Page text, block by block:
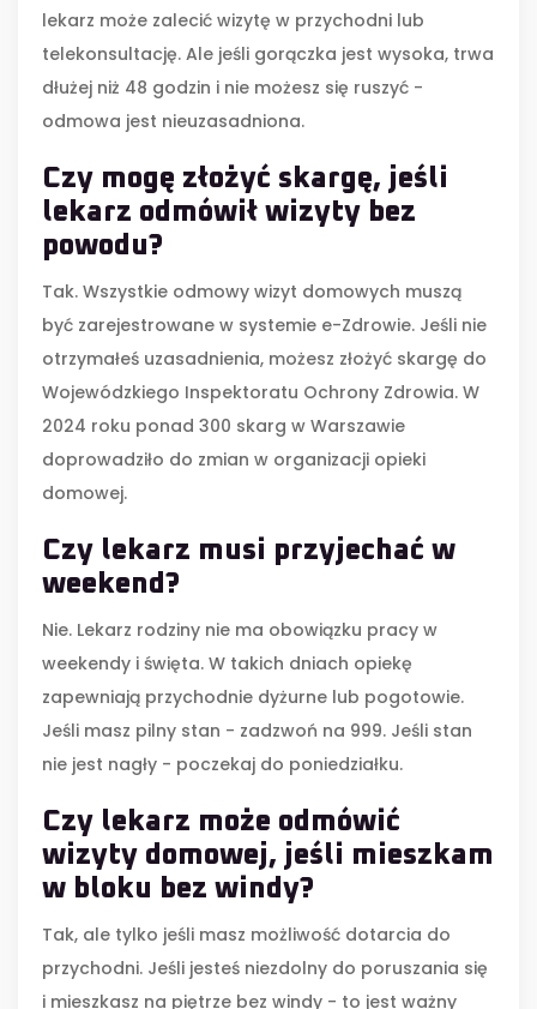
lekarz może zalecić wizytę w przychodni lub
telekonsultację. Ale jeśli gorączka jest wysoka, trwa
dłużej niż 48 godzin i nie możesz się ruszyć -
odmowa jest nieuzasadniona.
Czy mogę złożyć skargę, jeśli
lekarz odmówił wizyty bez
powodu?
Tak. Wszystkie odmowy wizyt domowych muszą
być zarejestrowane w systemie e-Zdrowie. Jeśli nie
otrzymałeś uzasadnienia, możesz złożyć skargę do
Wojewódzkiego Inspektoratu Ochrony Zdrowia. W
2024 roku ponad 300 skarg w Warszawie
doprowadziło do zmian w organizacji opieki
domowej.
Czy lekarz musi przyjechać w
weekend?
Nie. Lekarz rodziny nie ma obowiązku pracy w
weekendy i święta. W takich dniach opiekę
zapewniają przychodnie dyżurne lub pogotowie.
Jeśli masz pilny stan - zadzwoń na 999. Jeśli stan
nie jest nagły - poczekaj do poniedziałku.
Czy lekarz może odmówić
wizyty domowej, jeśli mieszkam
w bloku bez windy?
Tak, ale tylko jeśli masz możliwość dotarcia do
przychodni. Jeśli jesteś niezdolny do poruszania się
i mieszkasz na piętrze bez windy - to jest ważny